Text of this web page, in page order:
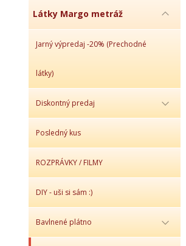
Látky Margo metráž
Jarný výpredaj -20% (Prechodné
látky)
Diskontný predaj
Posledný kus
ROZPRÁVKY / FILMY
DIY - uši si sám :)
Bavlnené plátno